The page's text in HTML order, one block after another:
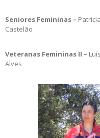
Seniores Femininas –
Castelão
Veteranas Femininas II –
Alves